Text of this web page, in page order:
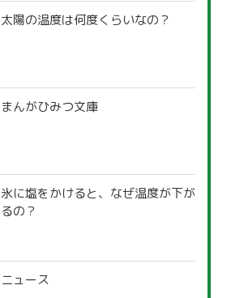
太陽の温度は何度くらいなの？
まんがひみつ文庫
氷に塩をかけると、なぜ温度が下が
るの？
ニュース